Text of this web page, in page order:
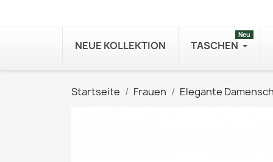
NEUE KOLLEKTION TASCHEN
Neu
Startseite Frauen Elegante